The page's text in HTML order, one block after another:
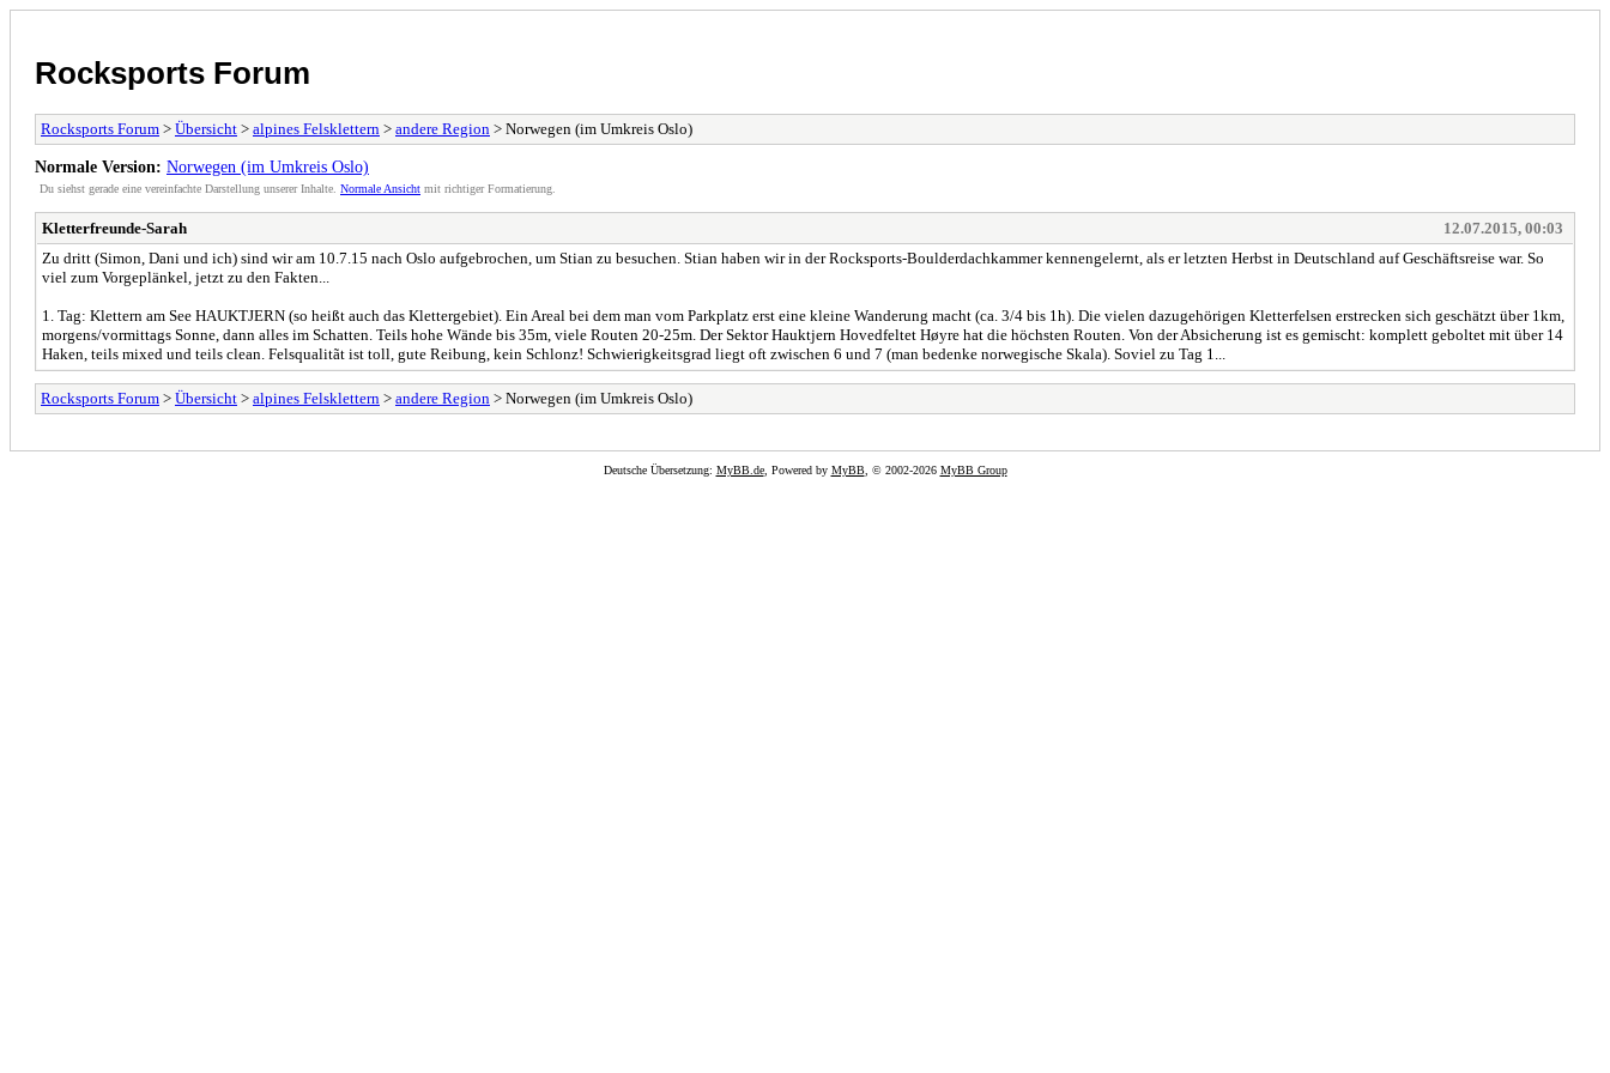
Rocksports Forum
Rocksports Forum > Übersicht > alpines Felsklettern > andere Region > Norwegen (im Umkreis Oslo)
Normale Version: Norwegen (im Umkreis Oslo)
Du siehst gerade eine vereinfachte Darstellung unserer Inhalte. Normale Ansicht mit richtiger Formatierung.
Kletterfreunde-Sarah
12.07.2015, 00:03
Zu dritt (Simon, Dani und ich) sind wir am 10.7.15 nach Oslo aufgebrochen, um Stian zu besuchen. Stian haben wir in der Rocksports-Boulderdachkammer kennengelernt, als er letzten Herbst in Deutschland auf Geschäftsreise war. So
viel zum Vorgeplänkel, jetzt zu den Fakten...
1. Tag: Klettern am See HAUKTJERN (so heißt auch das Klettergebiet). Ein Areal bei dem man vom Parkplatz erst eine kleine Wanderung macht (ca. 3/4 bis 1h). Die vielen dazugehörigen Kletterfelsen erstrecken sich geschätzt über 1km,
morgens/vormittags Sonne, dann alles im Schatten. Teils hohe Wände bis 35m, viele Routen 20-25m. Der Sektor Hauktjern Hovedfeltet Høyre hat die höchsten Routen. Von der Absicherung ist es gemischt: komplett geboltet mit über 14
Haken, teils mixed und teils clean. Felsqualitãt ist toll, gute Reibung, kein Schlonz! Schwierigkeitsgrad liegt oft zwischen 6 und 7 (man bedenke norwegische Skala). Soviel zu Tag 1...
Rocksports Forum > Übersicht > alpines Felsklettern > andere Region > Norwegen (im Umkreis Oslo)
Deutsche Übersetzung: MyBB.de, Powered by MyBB, © 2002-2026 MyBB Group